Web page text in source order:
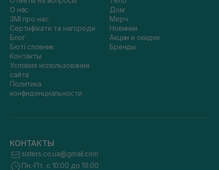
О нас
ЗМІ про нас
Сертифікати та нагороди
Блог
Бюті словник
Контакты
Условия использования
сайта
Политика
конфиденциальности
Дом
Мерч
Новинки
Акции и скидки
Бренды
КОНТАКТЫ
sisters.co.ua@gmail.com
Пн.-Пт. с 10:00 до 19:00